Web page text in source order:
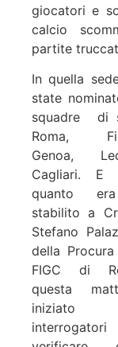
giocatori e
calcio
partite
In quella
state
squadre di
Roma,
Genoa,
Cagliari. E
quanto
stabilito a
Stefano
della
FIGC di
questa
iniziato